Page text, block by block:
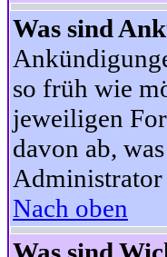
Was sind
so früh wie
jeweiligen
davon ab,
Administrator
Nach oben